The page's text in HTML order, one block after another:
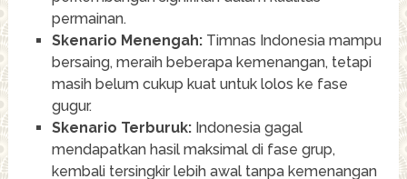
permainan.
Skenario Menengah:Timnas Indonesia mampu
bersaing, meraih beberapa kemenangan, tetapi
masih belum cukup kuat untuk lolos ke fase
gugur.
Skenario Terburuk:Indonesia gagal
mendapatkan hasil maksimal di fase grup,
kembali tersingkir lebih awal tanpa kemenangan